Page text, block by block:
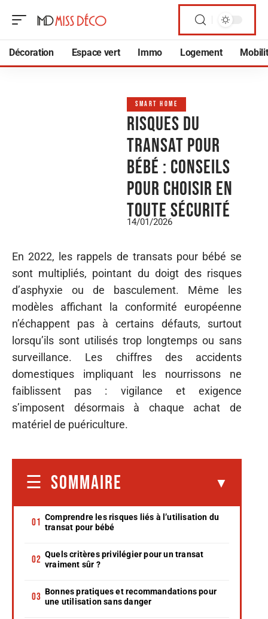
Décoration Espace vert Immo Logement
SMART HOME
Risques du
transat pour
bébé : conseils
pour choisir en
toute sécurité
14/01/2026
En 2022, les rappels de transats pour bébé se
sont multipliés, pointant du doigt des risques
d’asphyxie ou de basculement. Même les
modèles affichant la conformité européenne
n’échappent pas à certains défauts, surtout
lorsqu’ils sont utilisés trop longtemps ou sans
surveillance. Les chiffres des accidents
domestiques impliquant les nourrissons ne
faiblissent pas : vigilance et exigence
s’imposent désormais à chaque achat de
matériel de puériculture.
SOMMAIRE
Comprendre les risques liés à l’utilisation du
transat pour bébé
Quels critères privilégier pour un transat
vraiment sûr ?
Bonnes pratiques et recommandations pour
une utilisation sans danger